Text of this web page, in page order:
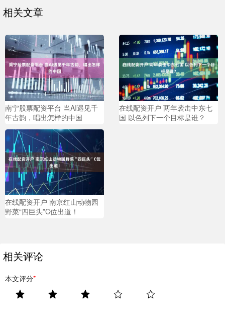
相关文章
南宁股票配资平台 当AI遇见千
年古韵，唱出怎样的中国
在线配资开户 两年袭击中东七
国 以色列下一个目标是谁？
在线配资开户 南京红山动物园
野菜“四巨头”C位出道！
相关评论
本文评分*